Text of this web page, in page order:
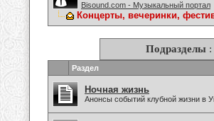
Bisound.com - Музыкальный портал
Концерты, вечеринки,
Подразделы:
Раздел
Ночная жизнь
Анонсы событий клубной жизни в